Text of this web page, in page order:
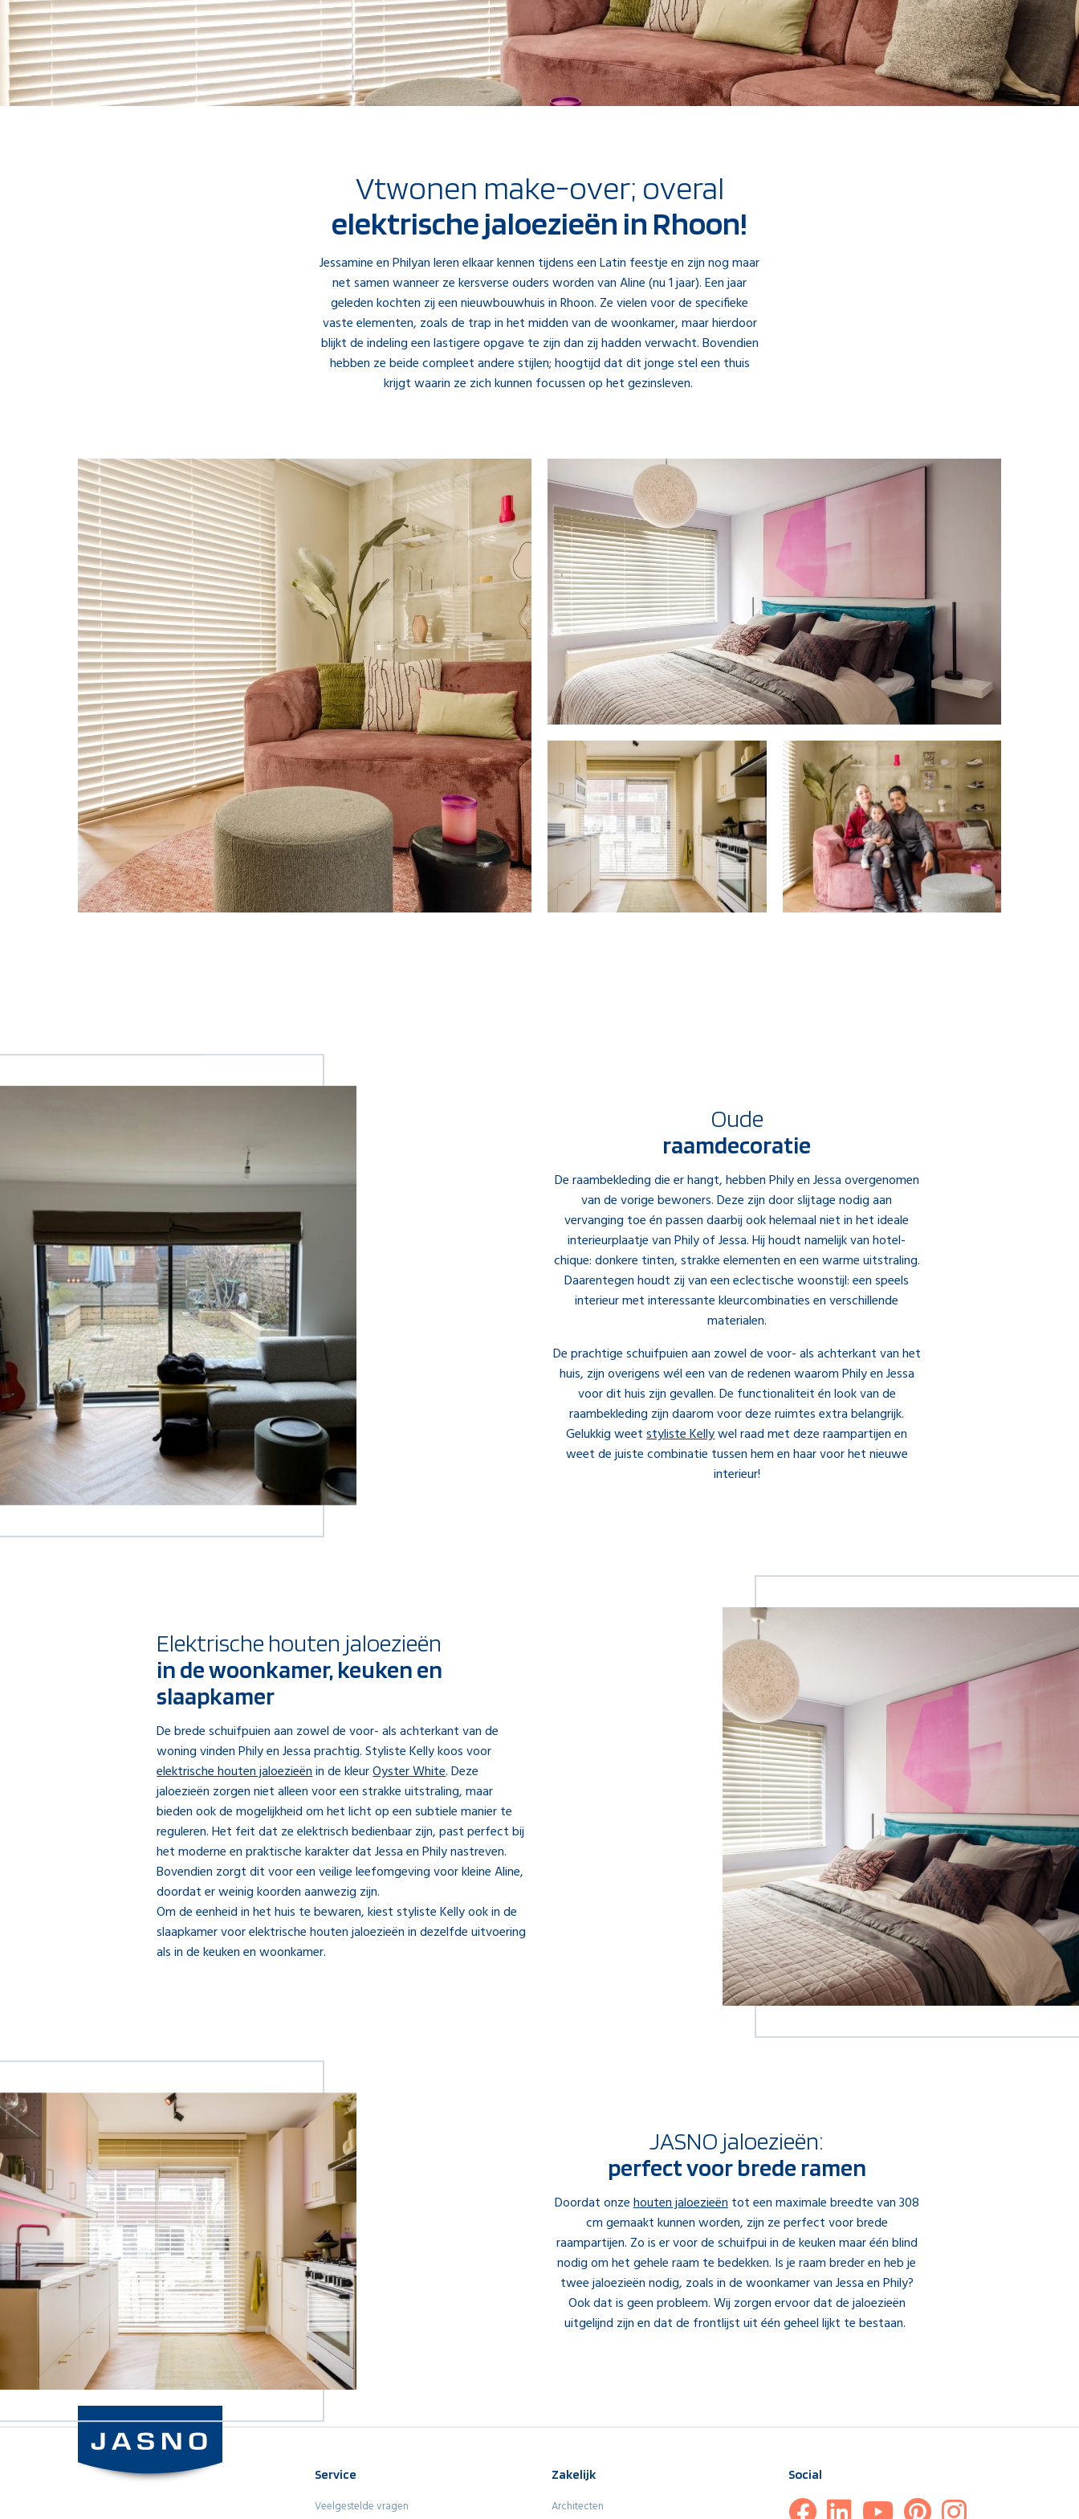
Vtwonen make-over; overal
elektrische jaloezieën in Rhoon!
Jessamine en Philyan leren elkaar kennen tijdens een Latin feestje en zijn nog maar
net samen wanneer ze kersverse ouders worden van Aline (nu 1 jaar). Een jaar
geleden kochten zij een nieuwbouwhuis in Rhoon. Ze vielen voor de specifieke
vaste elementen, zoals de trap in het midden van de woonkamer, maar hierdoor
blijkt de indeling een lastigere opgave te zijn dan zij hadden verwacht. Bovendien
hebben ze beide compleet andere stijlen; hoogtijd dat dit jonge stel een thuis
krijgt waarin ze zich kunnen focussen op het gezinsleven.
Oude
raamdecoratie
De raambekleding die er hangt, hebben Phily en Jessa overgenomen
van de vorige bewoners. Deze zijn door slijtage nodig aan
vervanging toe én passen daarbij ook helemaal niet in het ideale
interieurplaatje van Phily of Jessa. Hij houdt namelijk van hotel-
chique: donkere tinten, strakke elementen en een warme uitstraling.
Daarentegen houdt zij van een eclectische woonstijl: een speels
interieur met interessante kleurcombinaties en verschillende
materialen.
De prachtige schuifpuien aan zowel de voor- als achterkant van het
huis, zijn overigens wél een van de redenen waarom Phily en Jessa
voor dit huis zijn gevallen. De functionaliteit én look van de
raambekleding zijn daarom voor deze ruimtes extra belangrijk.
Gelukkig weetstyliste Kellywel raad met deze raampartijen en
weet de juiste combinatie tussen hem en haar voor het nieuwe
interieur!
Elektrische houten jaloezieën
in de woonkamer, keuken en
slaapkamer
De brede schuifpuien aan zowel de voor- als achterkant van de
woning vinden Phily en Jessa prachtig. Styliste Kelly koos voor
elektrische houten jaloezieënin de kleurOyster White. Deze
jaloezieën zorgen niet alleen voor een strakke uitstraling, maar
bieden ook de mogelijkheid om het licht op een subtiele manier te
reguleren. Het feit dat ze elektrisch bedienbaar zijn, past perfect bij
het moderne en praktische karakter dat Jessa en Phily nastreven.
Bovendien zorgt dit voor een veilige leefomgeving voor kleine Aline,
doordat er weinig koorden aanwezig zijn.
Om de eenheid in het huis te bewaren, kiest styliste Kelly ook in de
slaapkamer voor elektrische houten jaloezieën in dezelfde uitvoering
als in de keuken en woonkamer.
JASNO jaloezieën:
perfect voor brede ramen
Doordat onzehouten jaloezieëntot een maximale breedte van 308
cm gemaakt kunnen worden, zijn ze perfect voor brede
raampartijen. Zo is er voor de schuifpui in de keuken maar één blind
nodig om het gehele raam te bedekken. Is je raam breder en heb je
twee jaloezieën nodig, zoals in de woonkamer van Jessa en Phily?
Ook dat is geen probleem. Wij zorgen ervoor dat de jaloezieën
uitgelijnd zijn en dat de frontlijst uit één geheel lijkt te bestaan.
Service
Veelgestelde vragen
Zakelijk
Architecten
Social